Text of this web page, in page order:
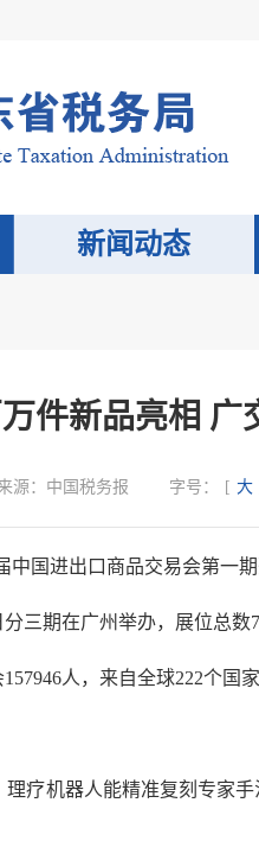
新闻动态
件新品亮相 广
源： 中国税务报 字号： [ 大
中国进出口商品交易会第一期
三期在广州举办，展位总数
人，来自全球222个国
理疗机器人能精准复刻专